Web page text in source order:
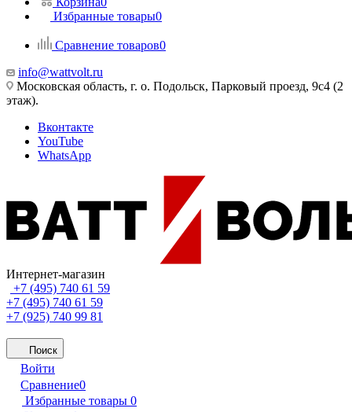
Избранные товары0
Сравнение товаров0
info@wattvolt.ru
Московская область, г. о. Подольск, Парковый проезд, 9с4 (2
этаж).
Вконтакте
YouTube
WhatsApp
Интернет-магазин
+7 (495) 740 61 59
+7 (495) 740 61 59
+7 (925) 740 99 81
Поиск
Войти
Сравнение0
Избранные товары 0